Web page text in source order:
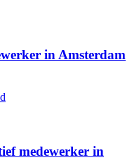
in Amsterdam
medewerker in